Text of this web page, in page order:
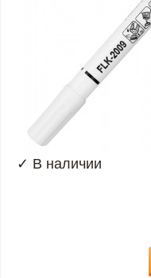
✓ В наличии